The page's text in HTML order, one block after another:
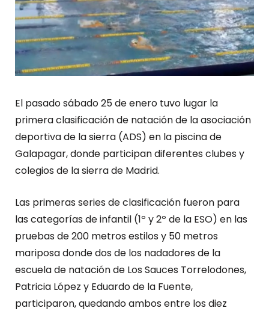
El pasado sábado 25 de enero tuvo lugar la
primera clasificación de natación de la asociación
deportiva de la sierra (ADS) en la piscina de
Galapagar, donde participan diferentes clubes y
colegios de la sierra de Madrid.
Las primeras series de clasificación fueron para
las categorías de infantil (1º y 2º de la ESO) en las
pruebas de 200 metros estilos y 50 metros
mariposa donde dos de los nadadores de la
escuela de natación de Los Sauces Torrelodones,
Patricia López y Eduardo de la Fuente,
participaron, quedando ambos entre los diez